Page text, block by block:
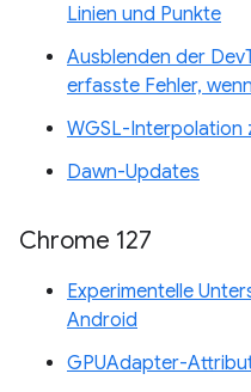
Linien und Punkte
Ausblenden der
erfasste Fehler,
WGSL-Interpolation
Dawn-Updates
Chrome 127
Experimentelle
Android
GPUAdapter-